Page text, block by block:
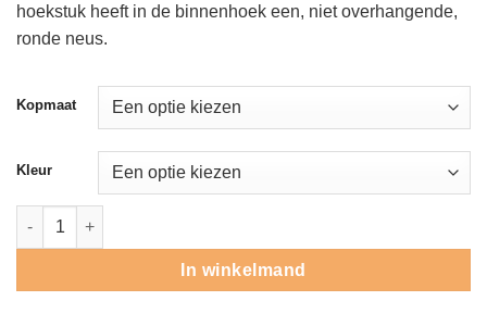
hoekstuk heeft in de binnenhoek een, niet overhangende,
ronde neus.
Kopmaat
Kleur
Oud Hollandse zwembadrand hoekstuk 90 graden aantal
In winkelmand